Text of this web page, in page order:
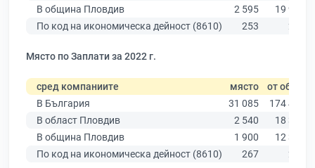
В община Пловдив
2 595
19 939
По код на икономическа дейност (8610)
253 285
Място по Заплати за 2022 г.
сред компаниите място от общо
В България
31 085
174 403
В област Пловдив
2 540
18 305
В община Пловдив
1 900
12 387
По код на икономическа дейност (8610)
267 284